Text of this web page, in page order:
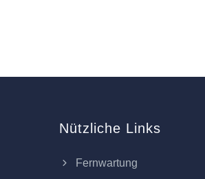
Nützliche Links
Fernwartung